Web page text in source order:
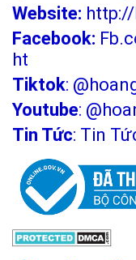
Website:
Facebook:
ht
Tiktok:
Youtube:
Tin Tức: Tin